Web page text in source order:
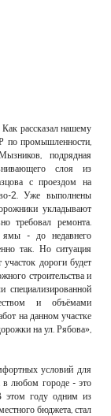
рассказал нашему
по промышленности,
подрядная
слоя из
с проездом на
2. Уже выполнены
укладывают
требовал ремонта.
ямы - до недавнего
так. Но ситуация
дороги будет
строительства и
специализированной
и объёмами
на данном участке
на ул. Рябова»,
условий для
в любом городе - это
этом году одним из
бюджета, стал